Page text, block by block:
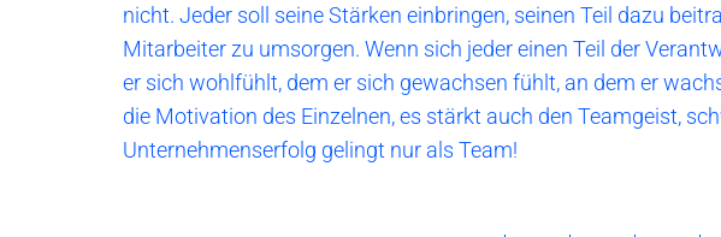
nicht. Jeder soll seine Stärken einbringen, seinen Teil dazu
Mitarbeiter zu umsorgen. Wenn sich jeder einen Teil der
er sich wohlfühlt, dem er sich gewachsen fühlt, an dem er
die Motivation des Einzelnen, es stärkt auch den Teamgeist,
Unternehmenserfolg gelingt nur als Team!